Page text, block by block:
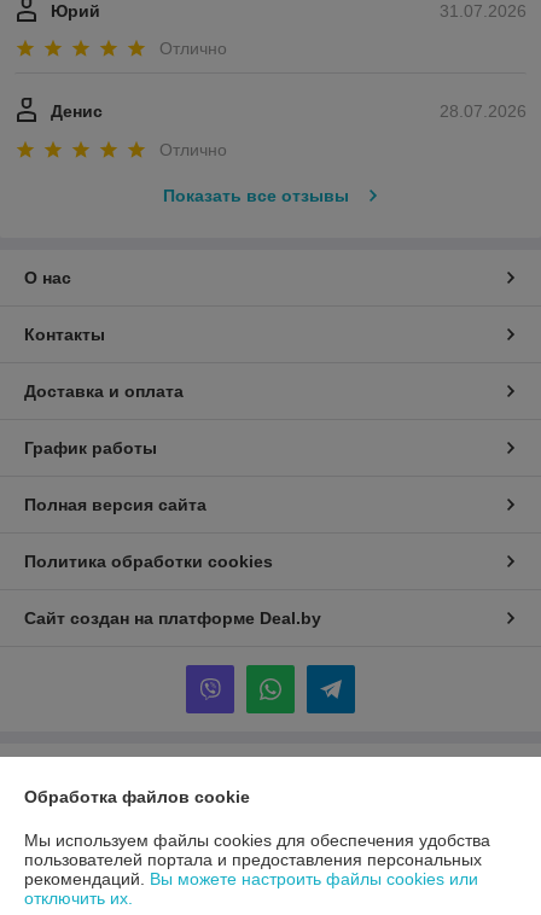
31.07.2026
Юрий
Отлично
28.07.2026
Денис
Отлично
Показать все отзывы
О нас
Контакты
Доставка и оплата
График работы
Полная версия сайта
Политика обработки cookies
Сайт создан на платформе Deal.by
ул. Сухаревская, ДОМ 16, пом. 16, 220019
Регистрационный номер ЕГР: 192849314
Обработка файлов cookie
Мы используем файлы cookies для обеспечения удобства
пользователей портала и предоставления персональных
рекомендаций. Вы можете настроить файлы cookies или
отключить их.